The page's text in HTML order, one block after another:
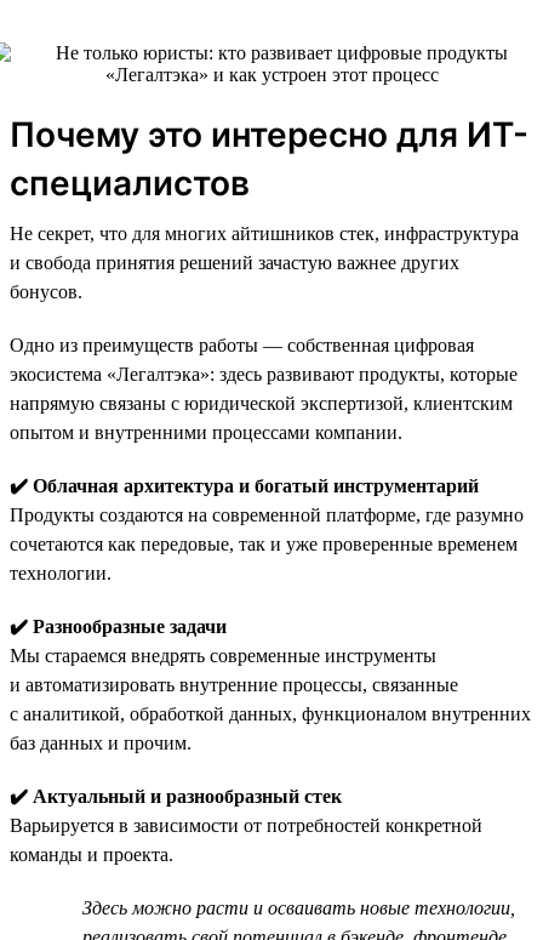
Почему это интересно для ИТ-
специалистов
Не секрет, что для многих айтишников стек, инфраструктура
и свобода принятия решений зачастую важнее других
бонусов.
Одно из преимуществ работы — собственная цифровая
экосистема «Легалтэка»: здесь развивают продукты, которые
напрямую связаны с юридической экспертизой, клиентским
опытом и внутренними процессами компании.
✔️ Облачная архитектура и богатый инструментарий
Продукты создаются на современной платформе, где разумно
сочетаются как передовые, так и уже проверенные временем
технологии.
✔️ Разнообразные задачи
Мы стараемся внедрять современные инструменты
и автоматизировать внутренние процессы, связанные
с аналитикой, обработкой данных, функционалом внутренних
баз данных и прочим.
✔️ Актуальный и разнообразный стек
Варьируется в зависимости от потребностей конкретной
команды и проекта.
Здесь можно расти и осваивать новые технологии,